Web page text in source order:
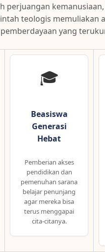
perjuangan kemanusiaan,
teologis memuliakan
yang
🎓
Beasiswa
Generasi
Hebat
Pemberian akses
pendidikan dan
pemenuhan sarana
belajar penunjang
agar mereka bisa
terus menggapai
cita-citanya.